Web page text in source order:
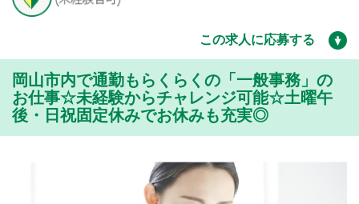
この求人に応募する
岡山市内で通勤もらくらくの「一般事務」の
お仕事☆未経験からチャレンジ可能☆土曜午
後・日祝固定休みでお休みも充実◎